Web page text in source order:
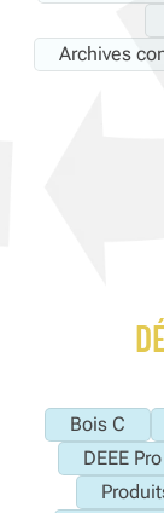
Archives
Bois C
DEEE Pro